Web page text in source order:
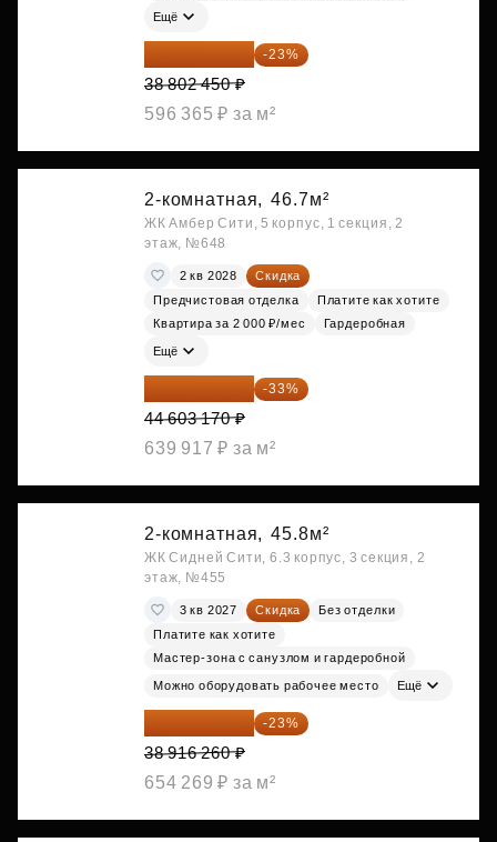
Ещё
29 877 887 ₽ -23%
38 802 450 ₽
596 365 ₽ за м²
2-комнатная, 46.7м²
ЖК Амбер Сити, 5 корпус, 1 секция, 2
этаж, №648
2 кв 2028
Скидка
Предчистовая отделка
Платите как хотите
Квартира за 2 000 ₽/мес
Гардеробная
Ещё
29 884 124 ₽ -33%
44 603 170 ₽
639 917 ₽ за м²
2-комнатная, 45.8м²
ЖК Сидней Сити, 6.3 корпус, 3 секция, 2
этаж, №455
3 кв 2027 Скидка
Без отделки
Платите как хотите
Мастер-зона с санузлом и гардеробной
Можно оборудовать рабочее место Ещё
29 965 520 ₽ -23%
38 916 260 ₽
654 269 ₽ за м²